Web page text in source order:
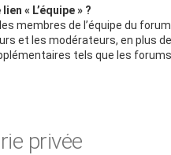
« L’équipe » ?
membres de l’équipe du
et les modérateurs, en plus
tels que les forums
privée